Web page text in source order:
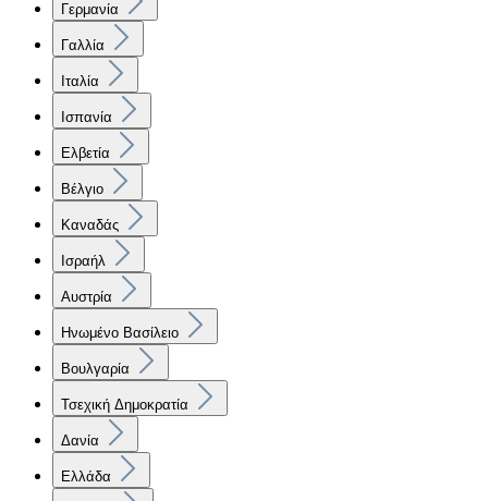
Γερμανία
Γαλλία
Ιταλία
Ισπανία
Ελβετία
Βέλγιο
Καναδάς
Ισραήλ
Αυστρία
Ηνωμένο Βασίλειο
Βουλγαρία
Τσεχική Δημοκρατία
Δανία
Ελλάδα